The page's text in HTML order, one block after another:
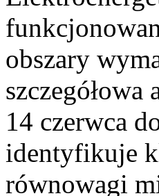
obszary
14 czerwca
identyfikuje
równowagi